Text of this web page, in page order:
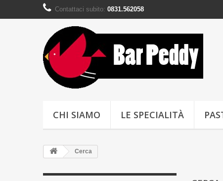
Contattaci subito: 0831.562058
CHI SIAMO LE SPECIALITÀ
Cerca